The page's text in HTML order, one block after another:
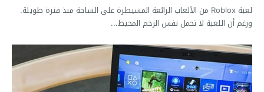
لعبة Roblox من الألعاب الرائعة المسيطرة على الساحة منذ فترة طويلة.
ورغم أن اللعبة لا تحمل نفس الزخم المحيط...